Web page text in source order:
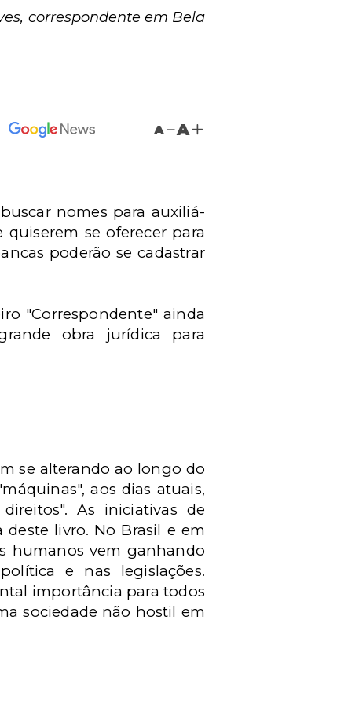
correspondente em Bela
A A
nomes para auxiliá-
se oferecer para
poderão se cadastrar
"Correspondente" ainda
obra jurídica para
se alterando ao longo do
aos dias atuais,
As iniciativas de
livro. No Brasil e em
humanos vem ganhando
e nas legislações.
importância para todos
sociedade não hostil em